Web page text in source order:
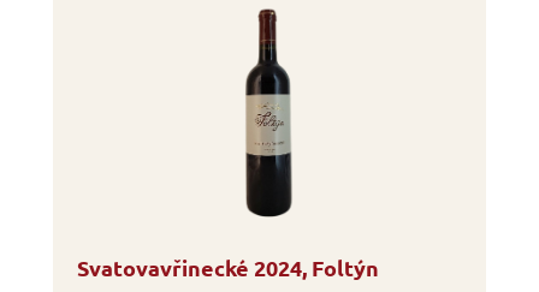
Svatovavřinecké 2024, Foltýn